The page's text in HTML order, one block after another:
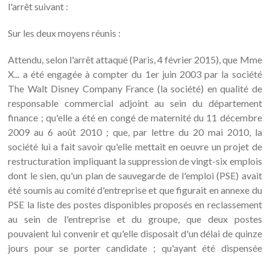
l'arrêt suivant :
Sur les deux moyens réunis :
Attendu, selon l'arrêt attaqué (Paris, 4 février 2015), que Mme
X... a été engagée à compter du 1er juin 2003 par la société
The Walt Disney Company France (la société) en qualité de
responsable commercial adjoint au sein du département
finance ; qu'elle a été en congé de maternité du 11 décembre
2009 au 6 août 2010 ; que, par lettre du 20 mai 2010, la
société lui a fait savoir qu'elle mettait en oeuvre un projet de
restructuration impliquant la suppression de vingt-six emplois
dont le sien, qu'un plan de sauvegarde de l'emploi (PSE) avait
été soumis au comité d'entreprise et que figurait en annexe du
PSE la liste des postes disponibles proposés en reclassement
au sein de l'entreprise et du groupe, que deux postes
pouvaient lui convenir et qu'elle disposait d'un délai de quinze
jours pour se porter candidate ; qu'ayant été dispensée